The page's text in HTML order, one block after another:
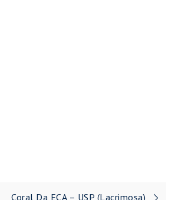
Coral Da ECA – USP (Lacrimosa)